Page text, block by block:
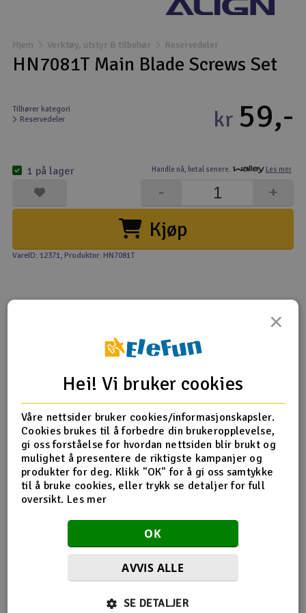
Droner
Fly
Helikopter
Kamerautstyr
Modellbygging, LEGO & byggesett
Modelljernbane
Motor & tilbehør
Raketter
Smarthjem, lek & hobby
Solenergi
Sparkesykler & elkjøretøy
Verktøy, utstyr & tilbehør
Hjem Verktøy, utstyr & tilbehør Reservedeler
HN7081T Main Blade Screws Set
Tilhører kategori
Reservedeler
Handle nå, betal senere. Les mer
kr 59,-
Kjøp
+
-
1 på lager
VareID: 12371, Produktnr: HN7081T
Tips en venn Anmeldelser
Produktinformasjon
HN7081T Main Blade Screws Set
Flere detaljer
Produktet er
Reservedeler Align T-Rex 700
×
Hei! Vi bruker cookies
Våre nettsider bruker cookies/informasjonskapsler.
Cookies brukes til å forbedre din brukeropplevelse,
gi oss forståelse for hvordan nettsiden blir brukt og
mulighet å presentere de riktigste kampanjer og
produkter for deg. Klikk "OK" for å gi oss samtykke
til å bruke cookies, eller trykk se detaljer for full
oversikt. Les mer
OK
AVVIS ALLE
SE DETALJER